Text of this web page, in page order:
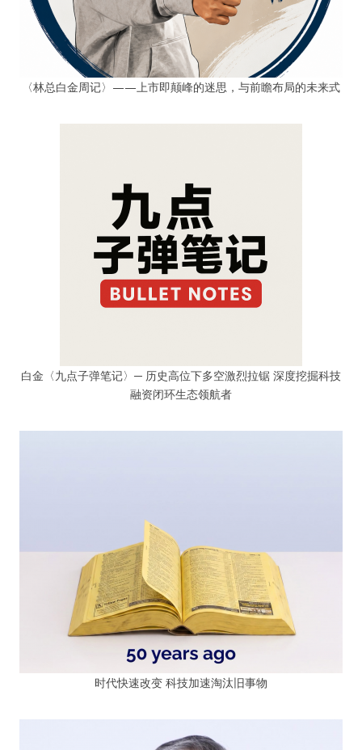
〈林总白金周记〉——上市即颠峰的迷思，与前瞻布局的未来式
白金〈九点子弹笔记〉─ 历史高位下多空激烈拉锯 深度挖掘科技
融资闭环生态领航者
时代快速改变 科技加速淘汰旧事物